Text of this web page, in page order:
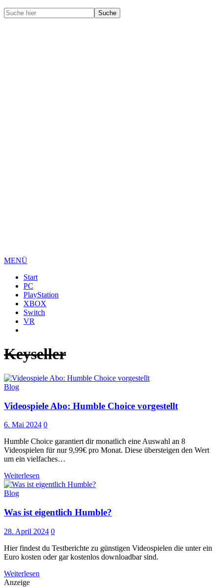
MENÜ
Start
PC
PlayStation
XBOX
Switch
VR
Keyseller
Blog
Videospiele Abo: Humble Choice vorgestellt
6. Mai 2024 0
Humble Choice garantiert dir monatlich eine Auswahl an 8
Videospielen für nur 9,99€ pro Monat. Diese übersteigen den Wert
um ein vielfaches…
Weiterlesen
Blog
Was ist eigentlich Humble?
28. April 2024 0
Hier findest du Testberichte zu günstigen Videospielen die unter ein
Euro kosten oder gar kostenlos downloadbar sind.
Weiterlesen
Anzeige